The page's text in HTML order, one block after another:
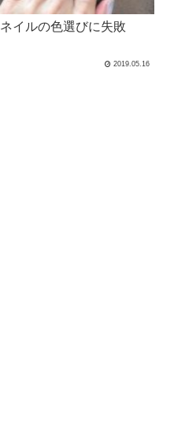
ネイルの色選びに失敗
2019.05.16